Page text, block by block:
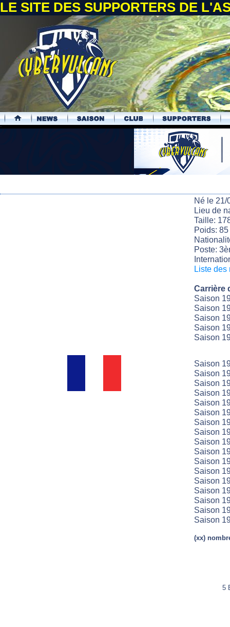
LE SITE DES SUPPORTERS DE
.
Né le 21/
Lieu de
Taille:
Poids:
Poste:
Liste des
Carrière
Saison
Saison
Saison
Saison
Saison
Saison
Saison
Saison
Saison
Saison
Saison
Saison
Saison
Saison
Saison
Saison
Saison
Saison
Saison
Saison
Saison
Saison
(xx)
5